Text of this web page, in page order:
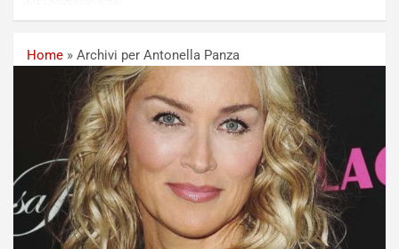
Home » Archivi per Antonella Panza